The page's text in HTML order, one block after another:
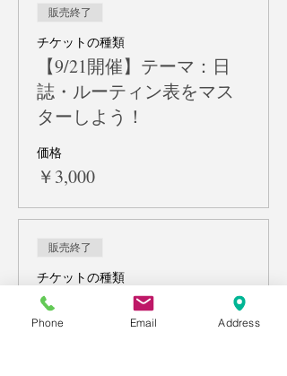
販売終了
チケットの種類
【9/21開催】テーマ：日
誌・ルーティン表をマス
ターしよう！
価格
￥3,000
販売終了
チケットの種類
【10/3開催】テーマ：オー
プンウィンドウ64を描こ
Phone Email Address